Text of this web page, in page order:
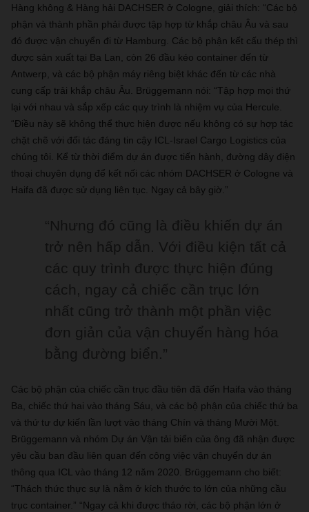
Hàng không & Hàng hải DACHSER ở Cologne, giải thích: “Các bộ
phận và thành phần phải được tập hợp từ khắp châu Âu và sau
đó được vận chuyển đi từ Hamburg. Các bộ phận kết cấu thép thì
được sản xuất tại Ba Lan, còn 26 đầu kéo container đến từ
Antwerp, và các bộ phận máy riêng biệt khác đến từ các nhà
cung cấp trải khắp châu Âu. Brüggemann nói: “Tập hợp mọi thứ
lại với nhau và sắp xếp các quy trình là nhiệm vụ của Hercule.
“Điều này sẽ không thể thực hiện được nếu không có sự hợp tác
chặt chẽ với đối tác đáng tin cậy ICL-Israel Cargo Logistics của
chúng tôi. Kể từ thời điểm dự án được tiến hành, đường dây điện
thoại chuyên dụng để kết nối các nhóm DACHSER ở Cologne và
Haifa đã được sử dụng liên tục. Ngay cả bây giờ.”
“Nhưng đó cũng là điều khiến dự án
trở nên hấp dẫn. Với điều kiện tất cả
các quy trình được thực hiện đúng
cách, ngay cả chiếc cần trục lớn
nhất cũng trở thành một phần việc
đơn giản của vận chuyển hàng hóa
bằng đường biển.”
Các bộ phận của chiếc cần trục đầu tiên đã đến Haifa vào tháng
Ba, chiếc thứ hai vào tháng Sáu, và các bộ phận của chiếc thứ ba
và thứ tư dự kiến ​​lần lượt vào tháng Chín và tháng Mười Một.
Brüggemann và nhóm Dự án Vận tải biển của ông đã nhận được
yêu cầu ban đầu liên quan đến công việc vận chuyển dự án
thông qua ICL vào tháng 12 năm 2020. Brüggemann cho biết:
“Thách thức thực sự là nằm ở kích thước to lớn của những cầu
trục container.” “Ngay cả khi được tháo rời, các bộ phận lớn ở